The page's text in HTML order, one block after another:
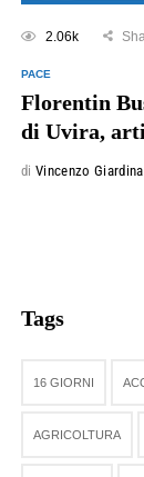
2.06k
PACE
Florentin
di Uvira,
diVincenzo Giardina
Tags
16 GIORNI
AGRICOLTURA